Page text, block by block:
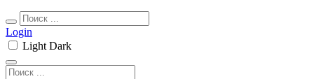
Login
Light Dark